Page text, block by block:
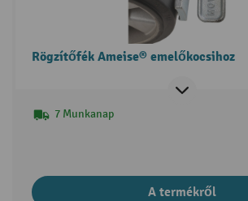
Rögzítőfék Ameise® emelőkocsihoz
7 Munkanap
A termékről